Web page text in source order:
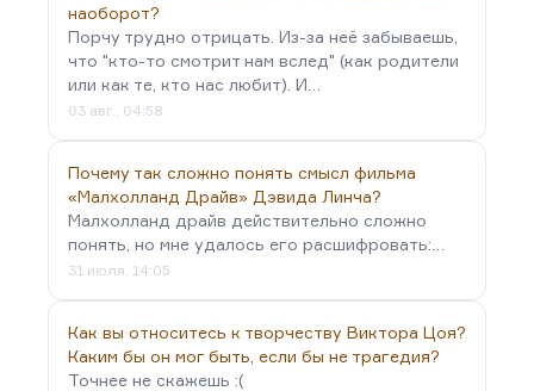
наоборот?
Порчу трудно отрицать. Из-за неё забываешь,
что "кто-то смотрит нам вслед" (как родители
или как те, кто нас любит). И…
03 авг., 04:58
Почему так сложно понять смысл фильма
«Малхолланд Драйв» Дэвида Линча?
Малхолланд драйв действительно сложно
понять, но мне удалось его расшифровать:…
31 июля, 14:05
Как вы относитесь к творчеству Виктора Цоя?
Каким бы он мог быть, если бы не трагедия?
Точнее не скажешь :(